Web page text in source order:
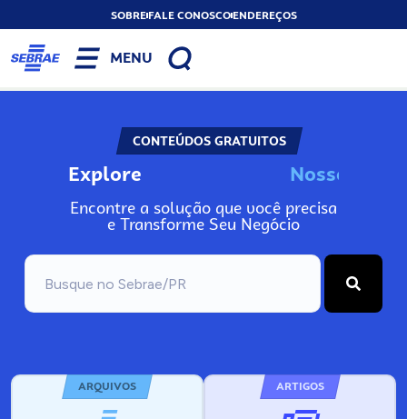
SOBREFALE CONOSCOENDEREÇOS
MENU
CONTEÚDOS GRATUITOS
Explore No
Encontre a solução que você precisa
e Transforme Seu Negócio
ARQUIVOS ARTIGOS